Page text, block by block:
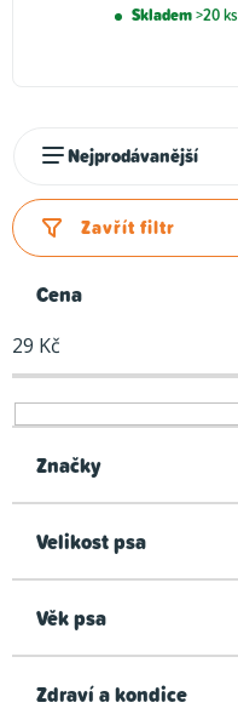
Skladem>20 ks
z
e
í
p
r
o
u
t
Nejprodávanější
Zavřít filtr
Cena
29 Kč
Značky
Velikost psa
Věk psa
Zdraví a kondice